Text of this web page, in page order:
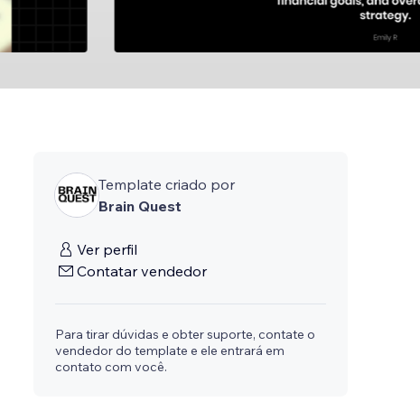
Template criado por
Brain Quest
Ver perfil
Contatar vendedor
Para tirar dúvidas e obter suporte, contate o
vendedor do template e ele entrará em
contato com você.